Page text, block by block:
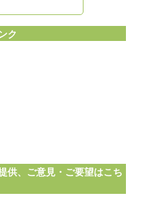
ク
供、ご意見・ご要望はこち